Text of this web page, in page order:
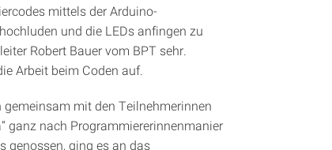
mittels der Arduino-
und die LEDs anfingen zu
Robert Bauer vom BPT sehr.
Arbeit beim Coden auf.
mit den Teilnehmerinnen
ganz nach Programmiererinnenmanier
genossen, ging es an das